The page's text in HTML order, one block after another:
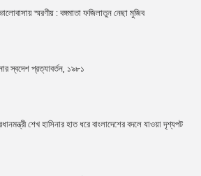
স্মরণীয় : বঙ্গমাতা ফজিলাতুন নেছা মুজিব
স্বদেশ প্রত্যাবর্তন, ১৯৮১
শেখ হাসিনার হাত ধরে বাংলাদেশের বদলে যাওয়া দৃশ্যপট